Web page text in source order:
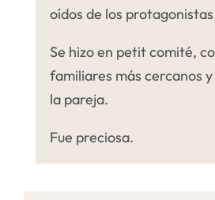
oídos de los
Se hizo en petit comité,
familiares más cercanos
la pareja.
Fue preciosa.